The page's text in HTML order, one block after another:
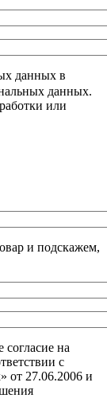
данных в
данных.
или
и подскажем,
на
с
от 27.06.2006 и